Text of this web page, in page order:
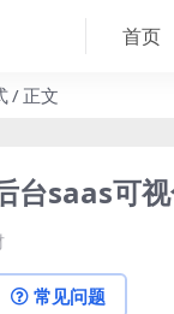
首页
正文
台saas可
常见问题